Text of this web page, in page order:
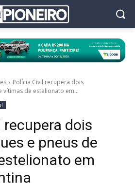
Polícia Civil recupera dois
de estelionato em...
recupera dois
e pneus de
em